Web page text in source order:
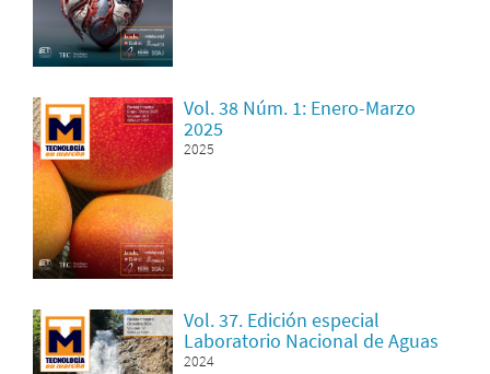
Vol. 38 Núm. 1: Enero-Marzo
2025
2025
Vol. 37. Edición especial
Laboratorio Nacional de Aguas
2024